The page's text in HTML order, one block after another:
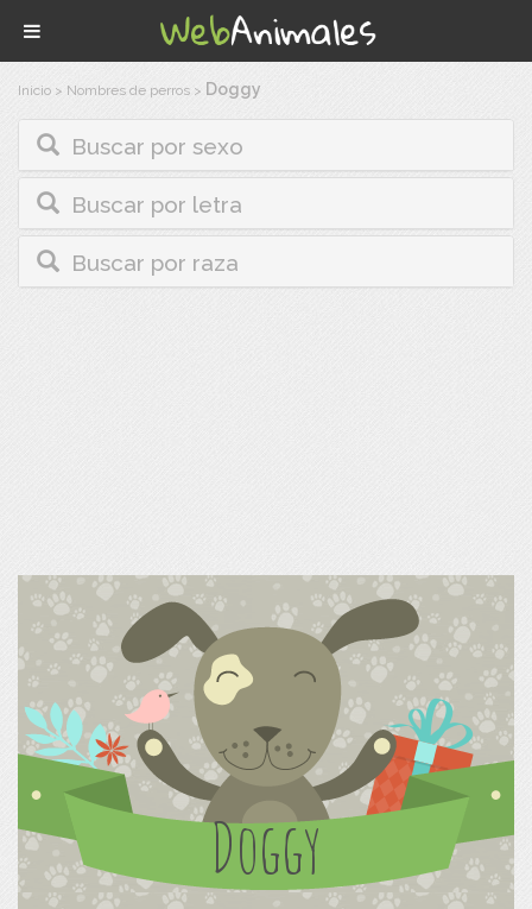
Inicio > Nombres de perros > Doggy
Buscar por sexo
Buscar por letra
Buscar por raza
Doggy